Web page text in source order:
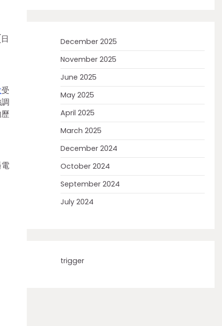
受
December 2025
November 2025
June 2025
May 2025
April 2025
March 2025
December 2024
October 2024
September 2024
July 2024
trigger